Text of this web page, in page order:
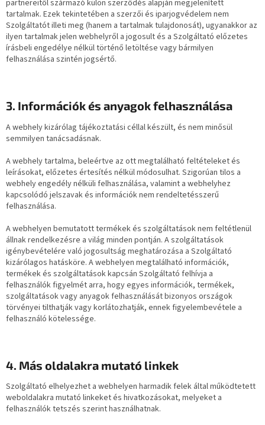
partnereitől származó külön szerződés alapján megjelenített
tartalmak. Ezek tekintetében a szerzői és iparjogvédelem nem
Szolgáltatót illeti meg (hanem a tartalmak tulajdonosát), ugyanakkor az
ilyen tartalmak jelen webhelyről a jogosult és a Szolgáltató előzetes
írásbeli engedélye nélkül történő letöltése vagy bármilyen
felhasználása szintén jogsértő.
3. Információk és anyagok felhasználása
A webhely kizárólag tájékoztatási céllal készült, és nem minősül
semmilyen tanácsadásnak.
A webhely tartalma, beleértve az ott megtalálható feltételeket és
leírásokat, előzetes értesítés nélkül módosulhat. Szigorúan tilos a
webhely engedély nélküli felhasználása, valamint a webhelyhez
kapcsolódó jelszavak és információk nem rendeltetésszerű
felhasználása.
A webhelyen bemutatott termékek és szolgáltatások nem feltétlenül
állnak rendelkezésre a világ minden pontján. A szolgáltatások
igénybevételére való jogosultság meghatározása a Szolgáltató
kizárólagos hatásköre. A webhelyen megtalálható információk,
termékek és szolgáltatások kapcsán Szolgáltató felhívja a
felhasználók figyelmét arra, hogy egyes információk, termékek,
szolgáltatások vagy anyagok felhasználását bizonyos országok
törvényei tilthatják vagy korlátozhatják, ennek figyelembevétele a
felhasználó kötelessége.
4. Más oldalakra mutató linkek
Szolgáltató elhelyezhet a webhelyen harmadik felek által működtetett
weboldalakra mutató linkeket és hivatkozásokat, melyeket a
felhasználók tetszés szerint használhatnak.